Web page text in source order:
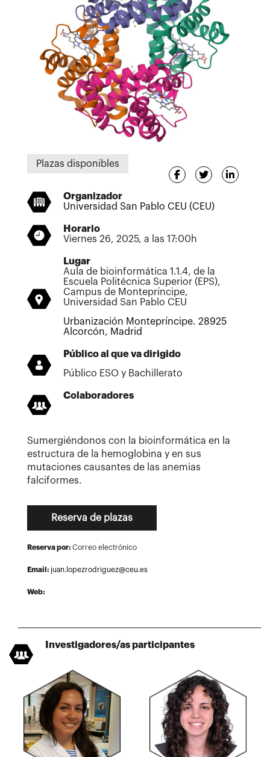
Plazas disponibles
Organizador
Universidad San Pablo CEU (CEU)
Horario
Viernes 26, 2025, a las 17:00h
Lugar
Aula de bioinformática 1.1.4, de la
Escuela Politécnica Superior (EPS),
Campus de Montepríncipe,
Universidad San Pablo CEU
Urbanización Montepríncipe. 28925
Alcorcón, Madrid
Público al que va dirigido
Público ESO y Bachillerato
Colaboradores
Sumergiéndonos con la bioinformática en la
estructura de la hemoglobina y en sus
mutaciones causantes de las anemias
falciformes.
Reserva de plazas
Reserva por: Correo electrónico
Email: juan.lopezrodriguez@ceu.es​
Web:
Investigadores/as participantes